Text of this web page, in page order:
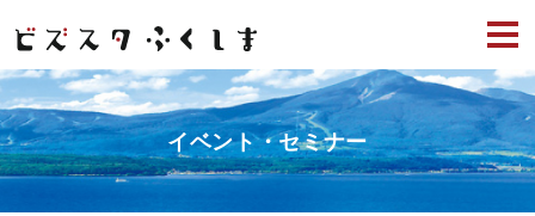
イベント・セミナー